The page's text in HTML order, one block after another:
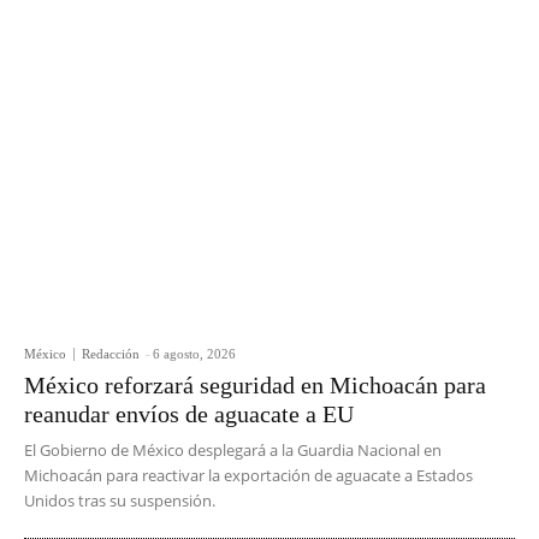
México Redacción - 6 agosto, 2026
México reforzará seguridad en Michoacán para
reanudar envíos de aguacate a EU
El Gobierno de México desplegará a la Guardia Nacional en
Michoacán para reactivar la exportación de aguacate a Estados
Unidos tras su suspensión.